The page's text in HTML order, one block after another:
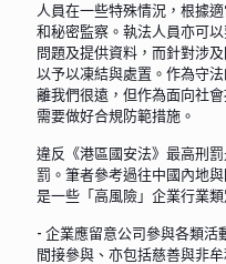
人員在一些特殊情況，根據
和秘密監察。執法人員亦可
問題及提供資料，而針對涉
以予以凍結與處置。作為守
離我們很遠，但作為面向社
需要做好合規防範措施。
違反《港區國安法》最高刑
罰。筆者參考過往中國內地
是一些「高風險」企業行業類
- 企業應留意公司參與各類活
間接參與、亦包括慈善與非